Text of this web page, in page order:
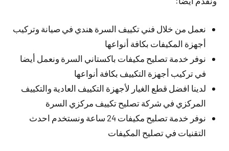
نعمل من خلال فني تكييف السرة هندي في صيانة وتركيب
أجهزة المكيفات بكافة أنواعها
نوفر خدمة تصليح مكيفات باكستاني السرة ونعمل أيضا
في تركيب أجهزة التكييف بكافة أنواعها
لدينا افضل قطع الغيار لأجهزة التكييف العادية والتكييف
المركزي في شركة تصليح تكييف مركزي السرة
نوفر خدمة تصليح مكيفات 24 ساعة ونستخدم احدث
التقنيات في تصليح المكيفات